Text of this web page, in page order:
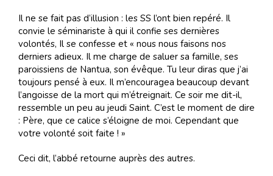
Il ne se fait pas d’illusion : les SS l’ont bien repéré. Il
convie le séminariste à qui il confie ses dernières
volontés, Il se confesse et « nous nous faisons nos
derniers adieux. Il me charge de saluer sa famille, ses
paroissiens de Nantua, son évêque. Tu leur diras que j’ai
toujours pensé à eux. Il m’encouragea beaucoup devant
l’angoisse de la mort qui m’étreignait. Ce soir me dit-il,
ressemble un peu au jeudi Saint. C’est le moment de dire
: Père, que ce calice s’éloigne de moi. Cependant que
votre volonté soit faite ! »
Ceci dit, l’abbé retourne auprès des autres.